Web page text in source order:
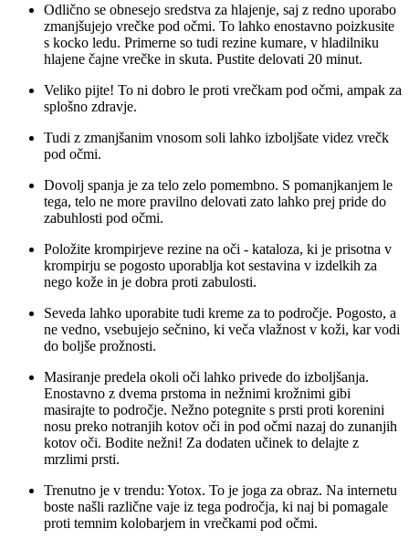
Odlično se obnesejo sredstva za hlajenje, saj z redno uporabo
zmanjšujejo vrečke pod očmi. To lahko enostavno poizkusite
s kocko ledu. Primerne so tudi rezine kumare, v hladilniku
hlajene čajne vrečke in skuta. Pustite delovati 20 minut.
Veliko pijte! To ni dobro le proti vrečkam pod očmi, ampak za
splošno zdravje.
Tudi z zmanjšanim vnosom soli lahko izboljšate videz vrečk
pod očmi.
Dovolj spanja je za telo zelo pomembno. S pomanjkanjem le
tega, telo ne more pravilno delovati zato lahko prej pride do
zabuhlosti pod očmi.
Položite krompirjeve rezine na oči - kataloza, ki je prisotna v
krompirju se pogosto uporablja kot sestavina v izdelkih za
nego kože in je dobra proti zabulosti.
Seveda lahko uporabite tudi kreme za to področje. Pogosto, a
ne vedno, vsebujejo sečnino, ki veča vlažnost v koži, kar vodi
do boljše prožnosti.
Masiranje predela okoli oči lahko privede do izboljšanja.
Enostavno z dvema prstoma in nežnimi krožnimi gibi
masirajte to področje. Nežno potegnite s prsti proti korenini
nosu preko notranjih kotov oči in pod očmi nazaj do zunanjih
kotov oči. Bodite nežni! Za dodaten učinek to delajte z
mrzlimi prsti.
Trenutno je v trendu: Yotox. To je joga za obraz. Na internetu
boste našli različne vaje iz tega področja, ki naj bi pomagale
proti temnim kolobarjem in vrečkami pod očmi.